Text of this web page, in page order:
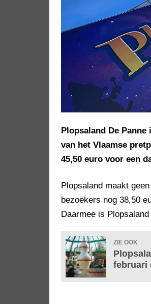
Plopsaland De
van het Vlaamse
45,50 euro voor een
Plopsaland maakt
bezoekers nog 38,50
Daarmee is
ZIE OOK
februari